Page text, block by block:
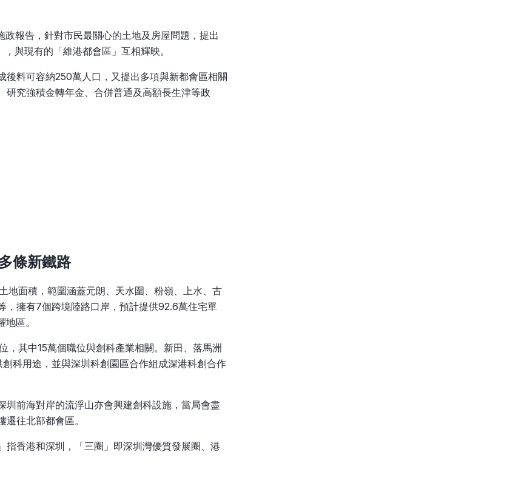
報告，針對市民最關心的土地及房屋問題，提出
與現有的「維港都會區」互相輝映。
料可容納250萬人口，又提出多項與新都會區相關
究強積金轉年金、合併普通及高額長生津等政
條新鐵路
地面積，範圍涵蓋元朗、天水圍、粉嶺、上水、古
，擁有7個跨境陸路口岸，預計提供92.6萬住宅單
區。
，其中15萬個職位與創科產業相關。新田、落馬洲
科用途，並與深圳科創園區合作組成深港科創合作
前海對岸的流浮山亦會興建創科設施，當局會盡
往北部都會區。
香港和深圳，「三圈」即深圳灣優質發展圈、港